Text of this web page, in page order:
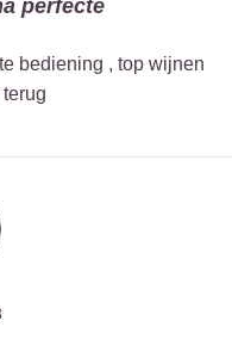
perfecte
bediening , top wijnen